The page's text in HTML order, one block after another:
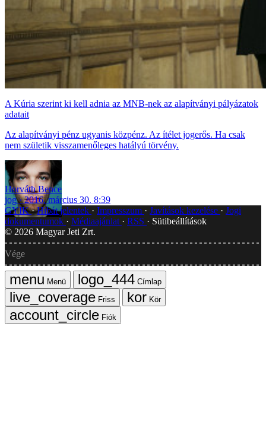
A Kúria szerint ki kell adnia az MNB-nek az alapítványi pályázatok
adatait
Az alapítványi pénz ugyanis közpénz. Az ítélet jogerős. Ha csak
nem születik visszamenőleges hatályú törvény.
Horváth Bence
jog
2016. március 30. 8:39
GYIK Hibát jelentek Impresszum Javítások kezelése
Jogi
dokumentumok
Médiaajánlat RSS
Sütibeállítások
© 2026 Magyar Jeti Zrt.
Vége
Menü
Címlap
Friss
Kör
Fiók